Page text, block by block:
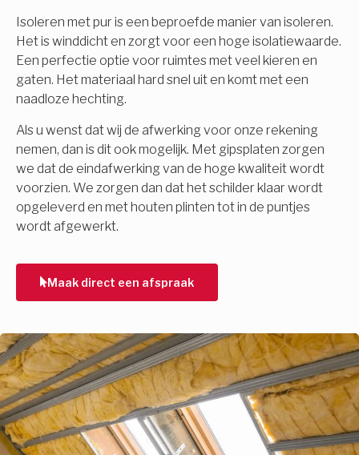
Isoleren met pur is een beproefde manier van isoleren.
Het is winddicht en zorgt voor een hoge isolatiewaarde.
Een perfectie optie voor ruimtes met veel kieren en
gaten. Het materiaal hard snel uit en komt met een
naadloze hechting.
Als u wenst dat wij de afwerking voor onze rekening
nemen, dan is dit ook mogelijk. Met gipsplaten zorgen
we dat de eindafwerking van de hoge kwaliteit wordt
voorzien. We zorgen dan dat het schilder klaar wordt
opgeleverd en met houten plinten tot in de puntjes
wordt afgewerkt.
Maak direct een afspraak